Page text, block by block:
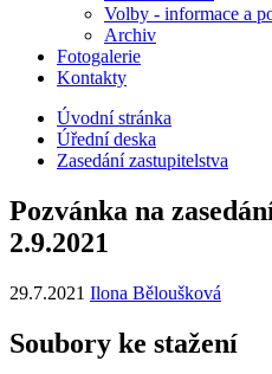
Volby - informace a
Archiv
Fotogalerie
Kontakty
Úvodní stránka
Úřední deska
Zasedání zastupitelstva
Pozvánka na
2.9.2021
29.7.2021 Ilona Běloušková
Soubory ke stažení